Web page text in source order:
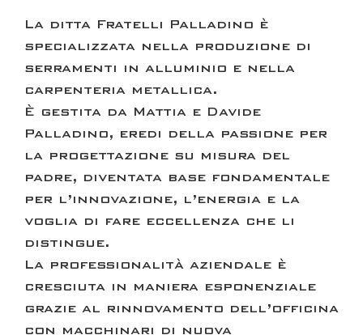
La dittaFratelli Palladino è
specializzata nella produzione di
serramenti in alluminio e nella
carpenteria metallica.
È gestita da Mattia e Davide
Palladino, eredi della passione per
la progettazione su misura del
padre, diventata base fondamentale
per l’innovazione, l’energia e la
voglia di fare eccellenza che li
distingue.
La professionalità aziendale è
cresciuta in maniera esponenziale
grazie al rinnovamento dell’officina
con macchinari di nuova